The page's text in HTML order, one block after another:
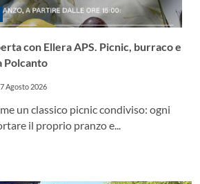
con Ellera APS. Picnic, burraco e
Polcanto
7 Agosto 2026
un classico picnic condiviso: ogni
il proprio pranzo e...